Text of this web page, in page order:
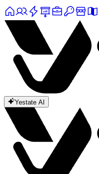
Yestate AI